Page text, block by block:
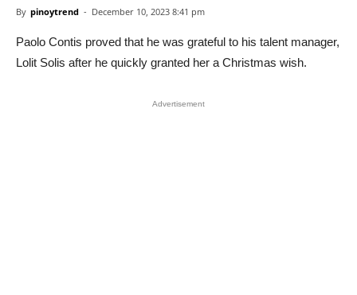
By pinoytrend - December 10, 2023 8:41 pm
Paolo Contis proved that he was grateful to his talent manager,
Lolit Solis after he quickly granted her a Christmas wish.
Advertisement